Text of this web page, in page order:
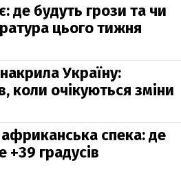
де будуть грози та чи
цього тижня
Україну:
коли очікуються зміни
спека: де
+39 градусів